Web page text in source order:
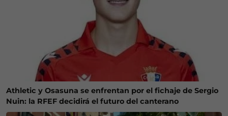
Athletic y Osasuna se enfrentan por el fichaje de Sergio
Nuin: la RFEF decidirá el futuro del canterano